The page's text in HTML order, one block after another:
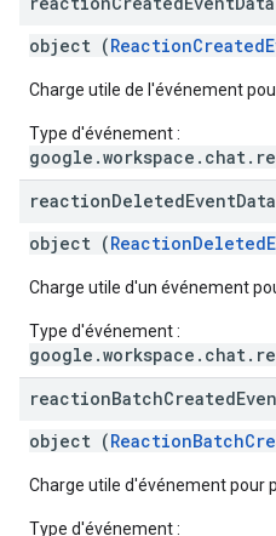
object (
Charge utile de l'événement
Type d'événement :
reactionDeletedEventData
object (
Charge utile d'un événement
Type d'événement :
reactionBatchCreated
object (
Charge utile d'événement pour
Type d'événement :